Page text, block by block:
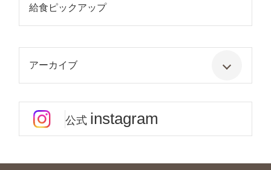
給食ピックアップ
アーカイブ
公式 instagram